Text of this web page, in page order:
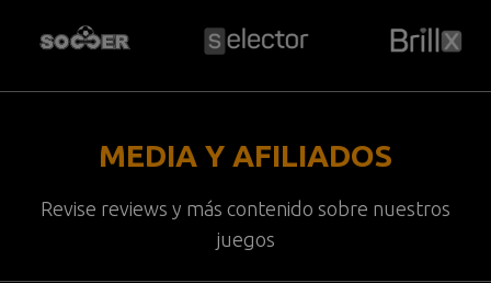
MEDIA Y AFILIADOS
Revise reviews y más contenido sobre nuestros
juegos